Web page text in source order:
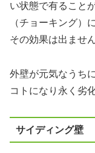
い状態で有ること
（チョーキング）
その効果は出ません
外壁が元気なうち
コトになり永く劣
サイディング壁